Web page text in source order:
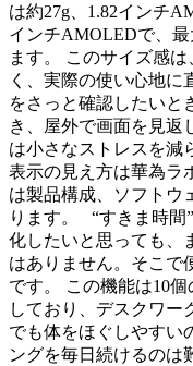
は約27g、1.82インチ
インチAMOLEDで、最
ます。 このサイズ感
く、実際の使い心地に
をさっと確認したいと
き、屋外で画面を見返
は小さなストレスを減
表示の見え方は華為ラ
は製品構成、ソフトウ
ります。 “すきま時間
化したいと思っても、
はありません。そこで
です。 この機能は10
しており、デスクワー
でも体をほぐしやす
ングを毎日続けるのは